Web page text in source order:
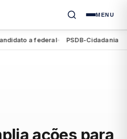
MENU
a federal● PSDB-Cidadania
ações para